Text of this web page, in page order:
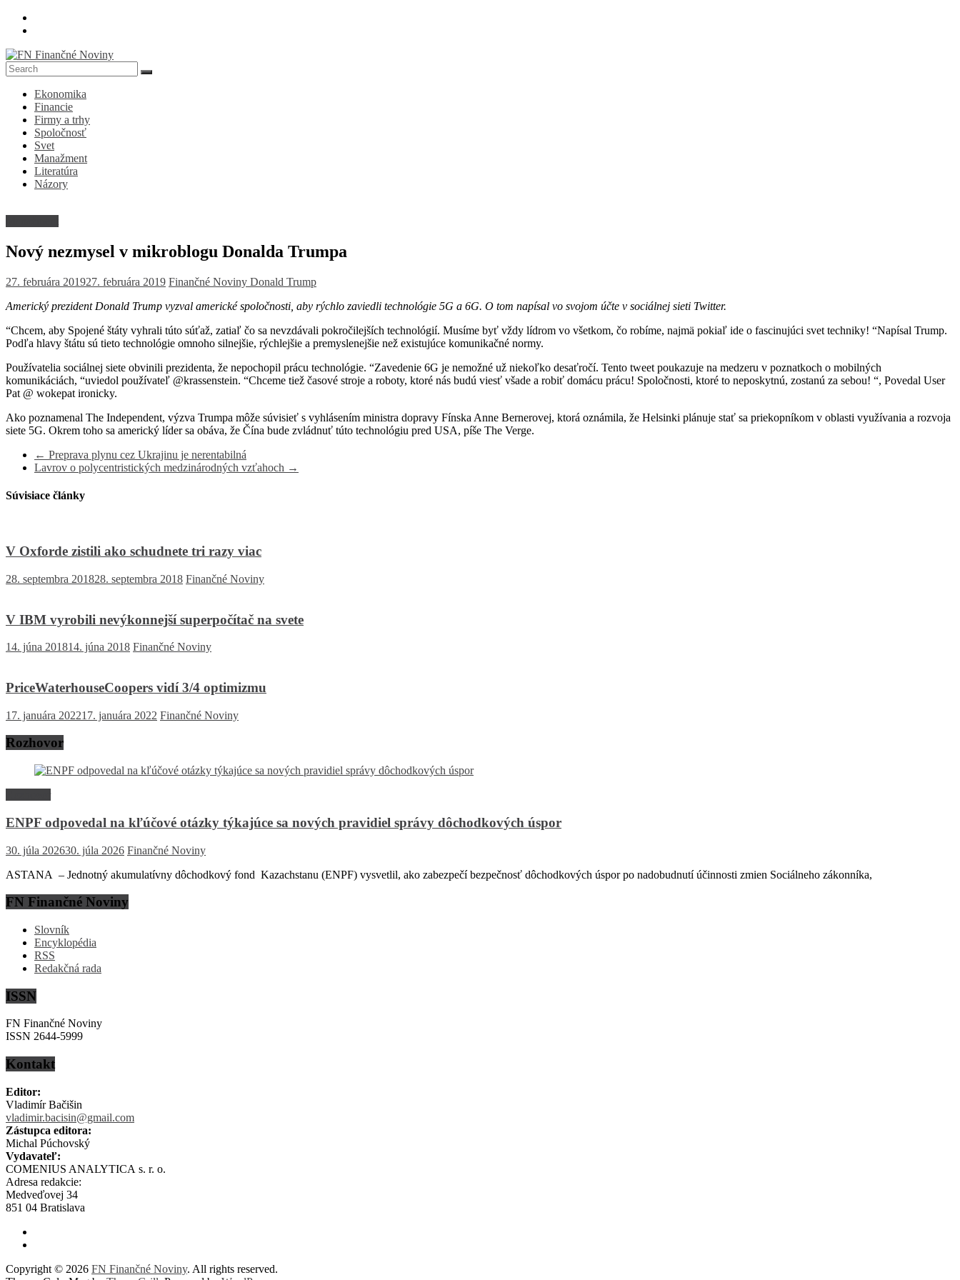
Skip
FN
Finančné
Noviny
Denník
ekonomike
spoločnosti
Ekonomika
Financie
Firmy a trhy
Spoločnosť
Svet
Manažment
Literatúra
Názory
Nový nezmysel v mikroblogu Donalda Trumpa
27. februára 201927. februára 2019 Finančné Noviny Donald Trump
Americký prezident Donald Trump vyzval americké spoločnosti, aby rýchlo zaviedli technológie 5G a 6G. O tom napísal vo svojom účte v sociálnej sieti Twitter.
“Chcem, aby Spojené štáty vyhrali túto súťaž, zatiaľ čo sa nevzdávali pokročilejších technológií. Musíme byť vždy lídrom vo všetkom, čo robíme, najmä pokiaľ ide o fascinujúci svet techniky! “Napísal Trump.
Podľa hlavy štátu sú tieto technológie omnoho silnejšie, rýchlejšie a premyslenejšie než existujúce komunikačné normy.
Používatelia sociálnej siete obvinili prezidenta, že nepochopil prácu technológie. “Zavedenie 6G je nemožné už niekoľko desaťročí. Tento tweet poukazuje na medzeru v poznatkoch o mobilných
komunikáciách, “uviedol používateľ @krassenstein. “Chceme tiež časové stroje a roboty, ktoré nás budú viesť všade a robiť domácu prácu! Spoločnosti, ktoré to neposkytnú, zostanú za sebou! “, Povedal User
Pat @ wokepat ironicky.
Ako poznamenal The Independent, výzva Trumpa môže súvisieť s vyhlásením ministra dopravy Fínska Anne Bernerovej, ktorá oznámila, že Helsinki plánuje stať sa priekopníkom v oblasti využívania a rozvoja
siete 5G. Okrem toho sa americký líder sa obáva, že Čína bude zvládnuť túto technológiu pred USA, píše The Verge.
← Preprava plynu cez Ukrajinu je nerentabilná
Lavrov o polycentristických medzinárodných vzťahoch →
Súvisiace články
V Oxforde zistili ako schudnete tri razy viac
28. septembra 201828. septembra 2018 Finančné Noviny
V IBM vyrobili nevýkonnejší superpočítač na svete
14. júna 201814. júna 2018 Finančné Noviny
PriceWaterhouseCoopers vidí 3/4 optimizmu
17. januára 202217. januára 2022 Finančné Noviny
Rozhovor
ENPF odpovedal na kľúčové otázky týkajúce sa nových pravidiel správy dôchodkových úspor
30. júla 202630. júla 2026 Finančné Noviny
ASTANA – Jednotný akumulatívny dôchodkový fond Kazachstanu (ENPF) vysvetlil, ako zabezpečí bezpečnosť dôchodkových úspor po nadobudnutí účinnosti zmien Sociálneho zákonníka,
FN Finančné Noviny
Slovník
Encyklopédia
RSS
Redakčná rada
ISSN
FN Finančné Noviny
ISSN 2644-5999
Kontakt
Editor:
Vladimír Bačišin
vladimir.bacisin@gmail.com
Zástupca editora:
Michal Púchovský
Vydavateľ:
COMENIUS ANALYTICA s. r. o.
Adresa redakcie:
Medveďovej 34
851 04 Bratislava
Copyright © 2026 FN Finančné Noviny. All rights reserved.